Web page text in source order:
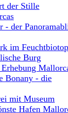
der Stille
- der
im Feuchtbiotop
Burg
Bonany - die
mit Museum
Hafen